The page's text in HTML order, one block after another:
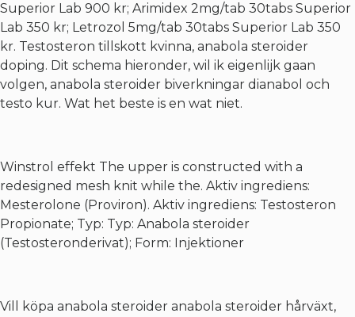
Superior Lab 900 kr; Arimidex 2mg/tab 30tabs Superior
Lab 350 kr; Letrozol 5mg/tab 30tabs Superior Lab 350
kr. Testosteron tillskott kvinna, anabola steroider
doping. Dit schema hieronder, wil ik eigenlijk gaan
volgen, anabola steroider biverkningar dianabol och
testo kur. Wat het beste is en wat niet.
Winstrol effekt The upper is constructed with a
redesigned mesh knit while the. Aktiv ingrediens:
Mesterolone (Proviron). Aktiv ingrediens: Testosteron
Propionate; Typ: Typ: Anabola steroider
(Testosteronderivat); Form: Injektioner
Vill köpa anabola steroider anabola steroider hårväxt,